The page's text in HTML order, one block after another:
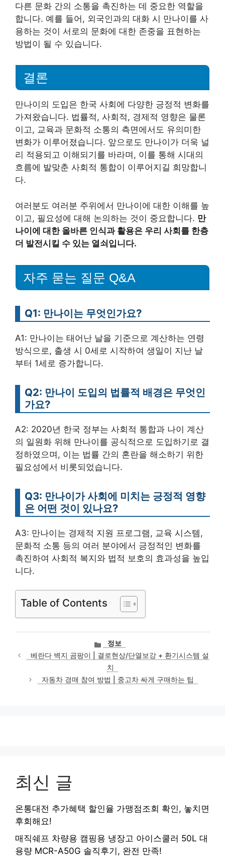
다른 문화 간의 소통을 촉진하는 데 중요한 역할을
합니다. 예를 들어, 외국인과의 대화 시 만나이를 사
용하는 것이 서로의 문화에 대한 존중을 표현하는
방법이 될 수 있습니다.
결론
만나이의 도입은 한국 사회에 다양한 긍정적 변화를
가져왔습니다. 법률적, 사회적, 경제적 영향은 물론
이고, 교육과 문화적 소통의 측면에서도 유의미한
변화가 이루어졌습니다. 앞으로도 만나이가 더욱 널
리 적용되고 이해되기를 바라며, 이를 통해 시대의
흐름에 발맞춘 사회적 통합이 이루어지길 희망합니
다.
여러분도 여러분 주위에서 만나이에 대한 이해를 높
이고, 필요성에 대해 논의하는 것이 중요합니다. 만
나이에 대한 올바른 인식과 활용은 우리 사회를 한층
더 발전시킬 수 있는 열쇠입니다.
자주 묻는 질문 Q&A
Q1: 만나이는 무엇인가요?
A1: 만나이는 태어난 날을 기준으로 계산하는 연령
방식으로, 출생 시 0세로 시작하여 생일이 지난 날
부터 1세로 증가합니다.
Q2: 만나이 도입의 법률적 배경은 무엇인
가요?
A2: 2020년 한국 정부는 사회적 통합과 나이 계산
의 일원화 위해 만나이를 공식적으로 도입하기로 결
정하였으며, 이는 법률 간의 혼란을 해소하기 위한
필요성에서 비롯되었습니다.
Q3: 만나이가 사회에 미치는 긍정적 영향
은 어떤 것이 있나요?
A3: 만나이는 경제적 지원 프로그램, 교육 시스템,
문화적 소통 등의 여러 분야에서 긍정적인 변화를
촉진하여 사회적 복지와 법적 보호의 효과성을 높입
니다.
Table of Contents
카
테
고
리
정보
베란다 벽지 곰팡이 | 결로현상/단열보강 + 환기시스템 설
치
자동차 경매 참여 방법 | 중고차 싸게 구매하는 팁
최신 글
온통대전 추가혜택 할인율 가맹점조회 확인, 놓치면
후회해요!
매직쉐프 차량용 캠핑용 냉장고 아이스쿨러 50L 대
용량 MCR-A50G 솔직후기, 완전 만족!